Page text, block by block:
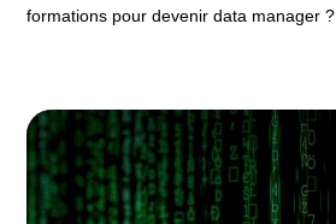
formations pour devenir data manager ?